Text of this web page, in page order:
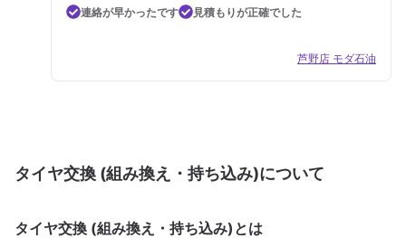
連絡が早かったです
見積もりが正確でした
芦野店 モダ石油
タイヤ交換 (組み換え・持ち込み)について
タイヤ交換 (組み換え・持ち込み)とは